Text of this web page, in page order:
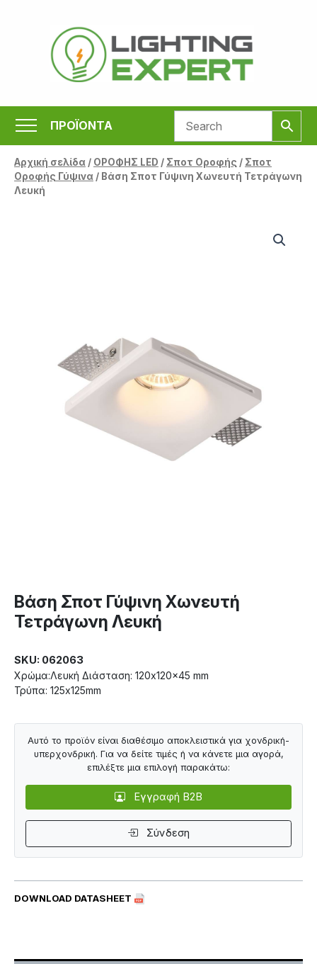
περιεχόμενο
ΠΡΟΪΟΝΤΑ
Αρχική σελίδα/ ΟΡΟΦΗΣ LED / Σποτ Οροφής / Σποτ
Οροφής Γύψινα/ Βάση Σποτ Γύψινη Χωνευτή Τετράγωνη
Λευκή
Βάση Σποτ Γύψινη Χωνευτή
Τετράγωνη Λευκή
SKU: 062063
Χρώμα:Λευκή Διάσταση: 120x120x45 mm
Τρύπα: 125x125mm
DOWNLOAD DATASHEET
Αυτό το προϊόν είναι διαθέσιμο αποκλειστικά για χονδρική-
υπερχονδρική. Για να δείτε τιμές ή να κάνετε μια αγορά,
επιλέξτε μια επιλογή παρακάτω:
Εγγραφή B2B
Σύνδεση